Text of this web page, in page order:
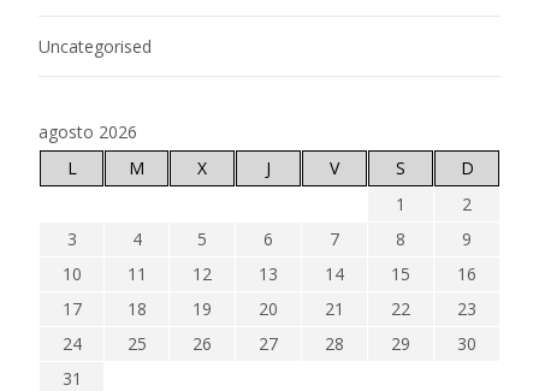
Uncategorised
agosto 2026
L
M X J V S
D
1
2
3
4 5 6 7 8
9
10
11 12 13 14 15
16
17
18 19 20 21 22
23
24
25 26 27 28 29
30
31